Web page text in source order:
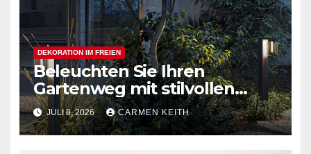
DEKORATION IM FREIEN
Beleuchten Sie Ihren
Gartenweg mit stilvollen
Außenpollerleuchten
JULI 8, 2026 CARMEN KEITH